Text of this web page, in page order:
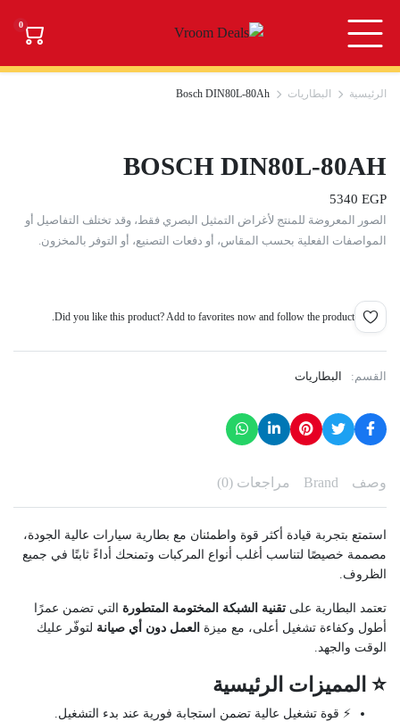
0
الرئيسية البطاريات Bosch DIN80L-80Ah
BOSCH DIN80L-80AH
5340 EGP
الصور المعروضة للمنتج لأغراض التمثيل البصري فقط، وقد تختلف التفاصيل أو
المواصفات الفعلية بحسب المقاس، أو دفعات التصنيع، أو التوفر بالمخزون.
Did you like this product? Add to favorites now and follow the product.
القسم: البطاريات
وصف Brand مراجعات (0)
استمتع بتجربة قيادة أكثر قوة واطمئنان مع بطارية سيارات عالية الجودة،
مصممة خصيصًا لتناسب أغلب أنواع المركبات وتمنحك أداءً ثابتًا في جميع
الظروف.
تعتمد البطارية على تقنية الشبكة المختومة المتطورة التي تضمن عمرًا
أطول وكفاءة تشغيل أعلى، مع ميزة العمل دون أي صيانة لتوفّر عليك
الوقت والجهد.
⭐ المميزات الرئيسية
⚡ قوة تشغيل عالية تضمن استجابة فورية عند بدء التشغيل.